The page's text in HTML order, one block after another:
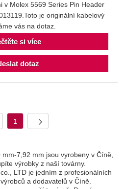
v Molex 5569 Series Pin Header
je originální kabelový
vás na dotaz.
si více
dotaz
1
7,92 mm jsou vyrobeny v Číně,
výrobky z naší továrny.
LTD je jedním z profesionálních
a dodavatelů v Číně.